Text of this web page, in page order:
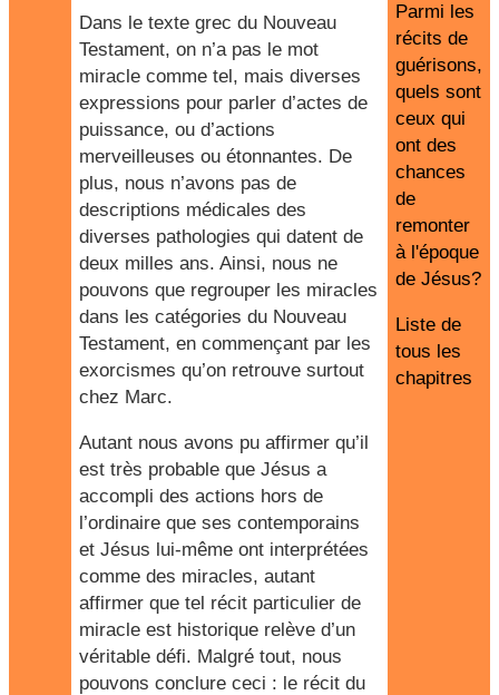
Dans le texte grec du Nouveau
Testament, on n’a pas le mot
miracle comme tel, mais diverses
expressions pour parler d’actes de
puissance, ou d’actions
merveilleuses ou étonnantes. De
plus, nous n’avons pas de
descriptions médicales des
diverses pathologies qui datent de
deux milles ans. Ainsi, nous ne
pouvons que regrouper les miracles
dans les catégories du Nouveau
Testament, en commençant par les
exorcismes qu’on retrouve surtout
chez Marc.
Autant nous avons pu affirmer qu’il
est très probable que Jésus a
accompli des actions hors de
l’ordinaire que ses contemporains
et Jésus lui-même ont interprétées
comme des miracles, autant
affirmer que tel récit particulier de
miracle est historique relève d’un
véritable défi. Malgré tout, nous
pouvons conclure ceci : le récit du
Parmi les
récits de
guérisons,
quels sont
ceux qui
ont des
chances
de
remonter
à l'époque
de Jésus?
Liste de
tous les
chapitres